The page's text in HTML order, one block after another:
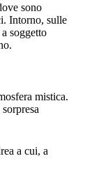
sono
Intorno, sulle
soggetto
mistica.
a cui, a